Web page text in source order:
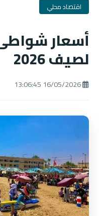
اقتصاد محلي
أسعار
لصيف 2026